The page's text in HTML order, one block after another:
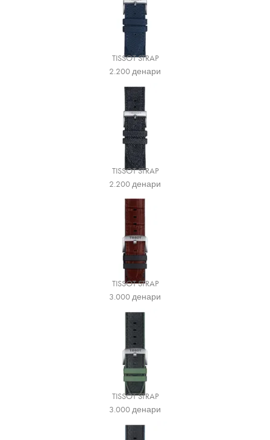
TISSOT STRAP
2.200денари
TISSOT STRAP
2.200денари
TISSOT STRAP
3.000денари
TISSOT STRAP
3.000денари